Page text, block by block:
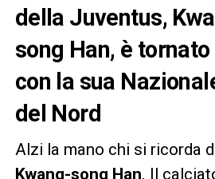
della Juventus,
song Han, è
con la sua
del Nord
Alzi la mano chi si ricorda
Kwang-song Han. Il